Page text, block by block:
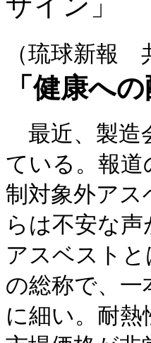
（琉球新報
「健康へ
最近、製造
ている。報
制対象外ア
らは不安な
アスベスト
の総称で、
に細い。耐